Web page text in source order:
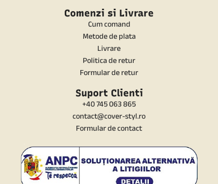
Comenzi si Livrare
Cum comand
Metode de plata
Livrare
Politica de retur
Formular de retur
Suport Clienti
+40 745 063 865
contact@cover-styl.ro
Formular de contact